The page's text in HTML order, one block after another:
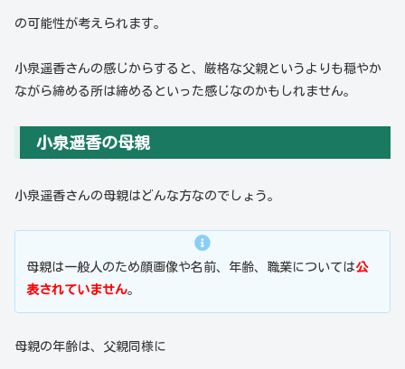
の可能性が考えられます。
小泉遥香さんの感じからすると、厳格な父親というよりも穏やか
ながら締める所は締めるといった感じなのかもしれません。
小泉遥香の母親
小泉遥香さんの母親はどんな方なのでしょう。
母親は一般人のため顔画像や名前、年齢、職業については公
表されていません。
母親の年齢は、父親同様に